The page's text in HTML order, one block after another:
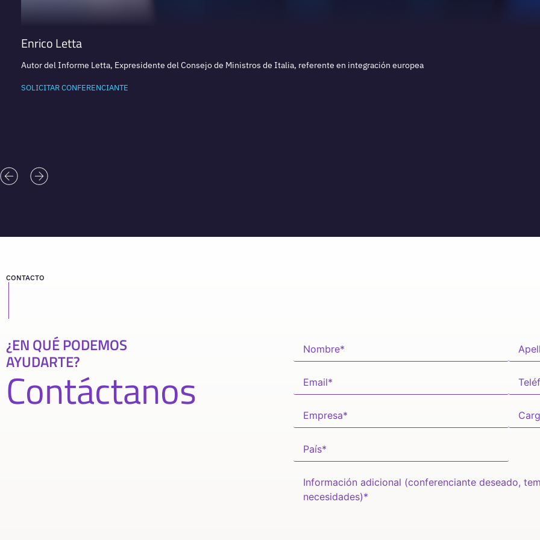
Enrico Letta
Autor del Informe Letta, Expresidente del Consejo de Ministros de Italia, referente en integración europea
SOLICITAR CONFERENCIANTE
CONTACTO
¿EN QUÉ PODEMOS
AYUDARTE?
Contáctanos